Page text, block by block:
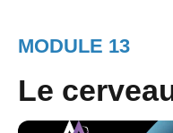
MODULE 13
Le